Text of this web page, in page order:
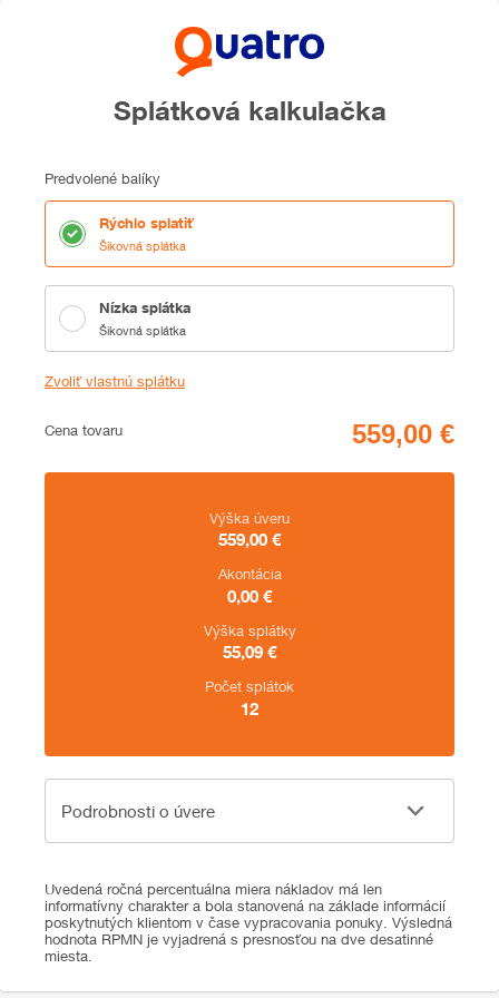
Splátková kalkulačka
Predvolené balíky
Rýchlo splatiť
Šikovná splátka
Nízka splátka
Šikovná splátka
Zvoliť vlastnú splátku
Cena
Cena tovaru
Zhrnutie
Výška úveru
559,00 €
Akontácia
0,00 €
Výška splátky
55,09 €
Počet splátok
12
Podrobnosti o úvere
Podrobnosti o úvere
Uvedená ročná percentuálna miera nákladov má len
informatívny charakter a bola stanovená na základe informácií
poskytnutých klientom v čase vypracovania ponuky. Výsledná
hodnota RPMN je vyjadrená s presnosťou na dve desatinné
miesta.